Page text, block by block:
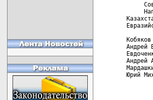
Андрей
Андрей
Юрий